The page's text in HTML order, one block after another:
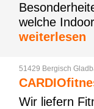
welche
weiterlesen
51429 Bergisch
Wir liefern